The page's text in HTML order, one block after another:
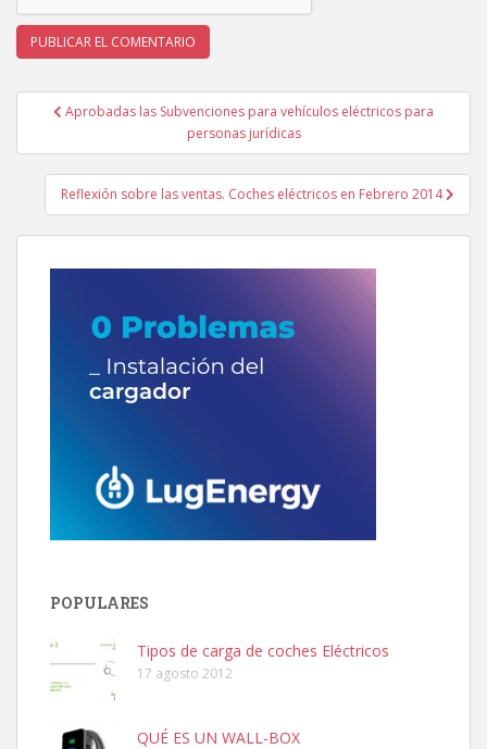
Navegación
entradas
Aprobadas las Subvenciones para vehículos eléctricos para
personas jurídicas
Reflexión sobre las ventas. Coches eléctricos en Febrero 2014
POPULARES
Tipos de carga de coches Eléctricos
17 agosto 2012
QUÉ ES UN WALL-BOX